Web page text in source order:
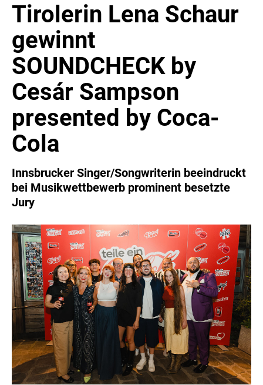
COCA-COLA
Coca-Cola CUP
COCA-COLA HBC ÖSTERREICH
RÖMERQUELLE
ÖSTERREICHISCHE SPORTHILFE
KESCH
BARFLY'S CLUB
SPORTS MEDIA AUSTRIA
CULINARIUS
RECYCLEMICH-INITIATIVE
VIER HOCH VIER
ALFIES
WILHELM-EXNER-MEDAILLEN STIFTUNG
ADMIRAL SPORTWETTEN
EWP RECYCLING PFAND ÖSTERREICH
ANNEMARIE CHARITY
IMPERIAL MARKETS
TRÄGERVEREIN EINWEGPFAND
SPECIAL OLYMPICS ÖSTERREICH
MEDIA
Tirolerin Lena Schaur
gewinnt
SOUNDCHECK by
Cesár Sampson
presented by Coca-
Cola
Innsbrucker Singer/Songwriterin beeindruckt
bei Musikwettbewerb prominent besetzte
Jury